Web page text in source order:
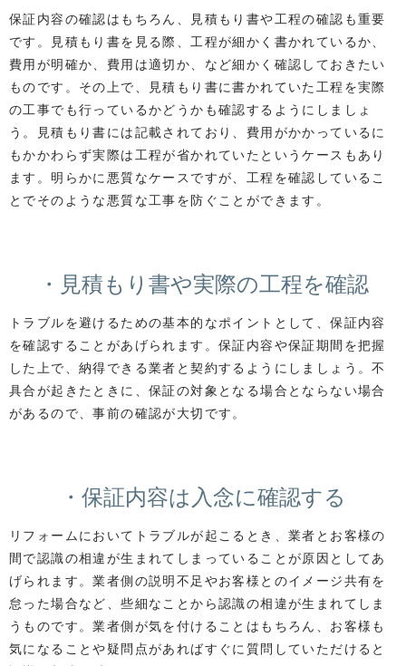
リフォームにおいてトラブルが起こるとき、業者とお客様の
間で認識の相違が生まれてしまっていることが原因としてあ
げられます。業者側の説明不足やお客様とのイメージ共有を
怠った場合など、些細なことから認識の相違が生まれてしま
うものです。業者側が気を付けることはもちろん、お客様も
気になることや疑問点があればすぐに質問していただけると
・保証内容は入念に確認する
トラブルを避けるための基本的なポイントとして、保証内容
を確認することがあげられます。保証内容や保証期間を把握
した上で、納得できる業者と契約するようにしましょう。不
具合が起きたときに、保証の対象となる場合とならない場合
があるので、事前の確認が大切です。
・見積もり書や実際の工程を確認
保証内容の確認はもちろん、見積もり書や工程の確認も重要
です。見積もり書を見る際、工程が細かく書かれているか、
費用が明確か、費用は適切か、など細かく確認しておきたい
ものです。その上で、見積もり書に書かれていた工程を実際
の工事でも行っているかどうかも確認するようにしましょ
う。見積もり書には記載されており、費用がかかっているに
もかかわらず実際は工程が省かれていたというケースもあり
ます。明らかに悪質なケースですが、工程を確認しているこ
とでそのような悪質な工事を防ぐことができます。